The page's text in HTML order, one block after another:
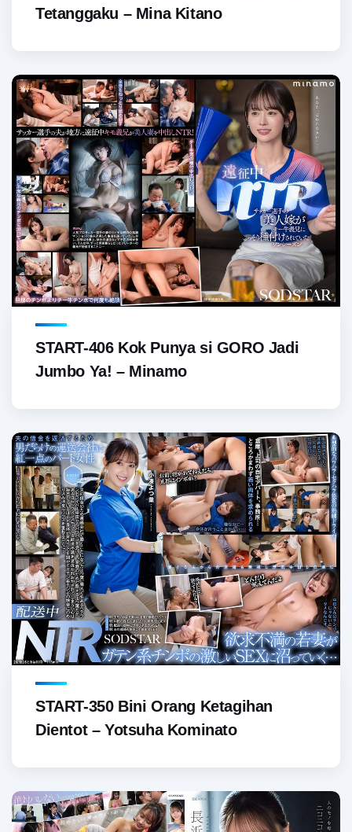
Tetanggaku – Mina Kitano
START-406 Kok Punya si GORO Jadi
Jumbo Ya! – Minamo
START-350 Bini Orang Ketagihan
Dientot – Yotsuha Kominato